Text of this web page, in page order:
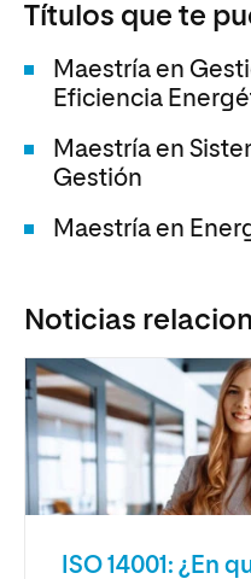
Títulos que te
Maestría en
Eficiencia
Maestría en
Gestión
Maestría en
Noticias
ISO 14001: ¿En